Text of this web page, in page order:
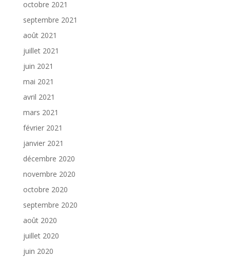
octobre 2021
septembre 2021
août 2021
juillet 2021
juin 2021
mai 2021
avril 2021
mars 2021
février 2021
janvier 2021
décembre 2020
novembre 2020
octobre 2020
septembre 2020
août 2020
juillet 2020
juin 2020